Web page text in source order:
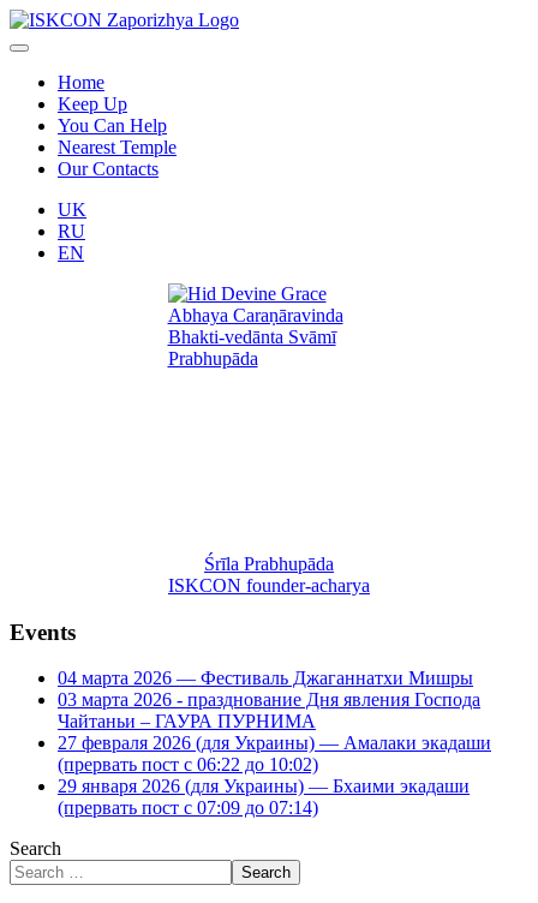
Home
Keep Up
You Can Help
Nearest Temple
Our Contacts
UK
RU
EN
Śrīla Prabhupāda
ISKCON founder-acharya
Events
04 марта 2026 — Фестиваль Джаганнатхи Мишры
03 марта 2026 - празднование Дня явления Господа
Чайтаньи – ГАУРА ПУРНИМА
27 февраля 2026 (для Украины) — Амалаки экадаши
(прервать пост с 06:22 до 10:02)
29 января 2026 (для Украины) — Бхаими экадаши
(прервать пост с 07:09 до 07:14)
Search
Search